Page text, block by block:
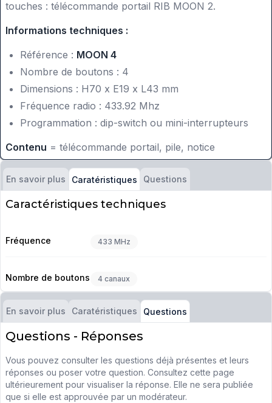
touches : télécommande portail RIB MOON 2.
Informations techniques :
Référence : MOON 4
Nombre de boutons : 4
Dimensions : H70 x E19 x L43 mm
Fréquence radio : 433.92 Mhz
Programmation : dip-switch ou mini-interrupteurs
Contenu = télécommande portail, pile, notice
En savoir plus Caratéristiques Questions
Caractéristiques techniques
Fréquence 433 MHz
Nombre de boutons 4 canaux
En savoir plus Caratéristiques Questions
Questions - Réponses
Vous pouvez consulter les questions déjà présentes et leurs
réponses ou poser votre question. Consultez cette page
ultérieurement pour visualiser la réponse. Elle ne sera publiée
que si elle est approuvée par un modérateur.